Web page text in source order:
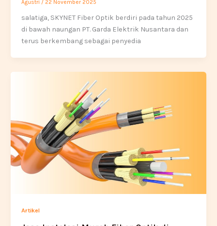
Agustri / 22 November 2025
salatiga, SKYNET Fiber Optik berdiri pada tahun 2025
di bawah naungan PT. Garda Elektrik Nusantara dan
terus berkembang sebagai penyedia
Artikel